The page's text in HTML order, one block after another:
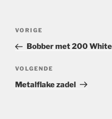
Bericht
Vorig
bericht
VORIGE
Bobber met 200
Volgend
bericht
VOLGENDE
Metalflake zadel